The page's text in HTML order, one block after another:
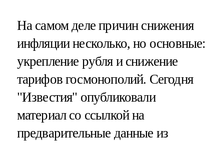
На самом деле причин снижения
инфляции несколько, но основные:
укрепление рубля и снижение
тарифов госмонополий. Сегодня
"Известия" опубликовали
материал со ссылкой на
предварительные данные из